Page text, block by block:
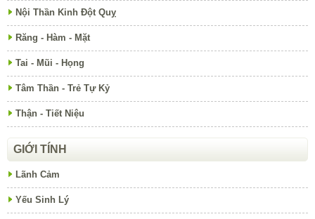
Nội Thần Kinh Đột Quỵ
Răng - Hàm - Mặt
Tai - Mũi - Họng
Tâm Thần - Trẻ Tự Kỷ
Thận - Tiết Niệu
GIỚI TÍNH
Lãnh Cảm
Yếu Sinh Lý